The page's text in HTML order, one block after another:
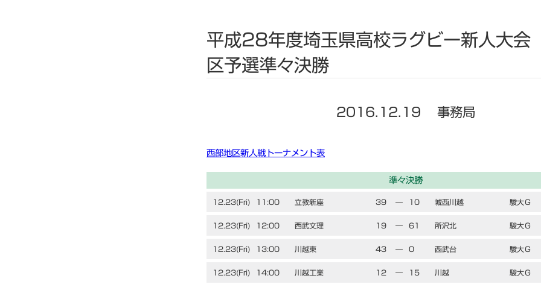
平成28年度埼玉県高校ラグビー新人大
区予選準々決勝
2016.12.19 事務局
西部地区新人戦トーナメント表
準々決勝
12.23(Fri) 11:00 立教新座 39 ― 10 城西川越 駿大Ｇ
12.23(Fri) 12:00 西武文理 19 ― 61 所沢北 駿大Ｇ
12.23(Fri) 13:00 川越東 43 ― 0 西武台 駿大Ｇ
12.23(Fri) 14:00 川越工業 12 ― 15 川越 駿大Ｇ